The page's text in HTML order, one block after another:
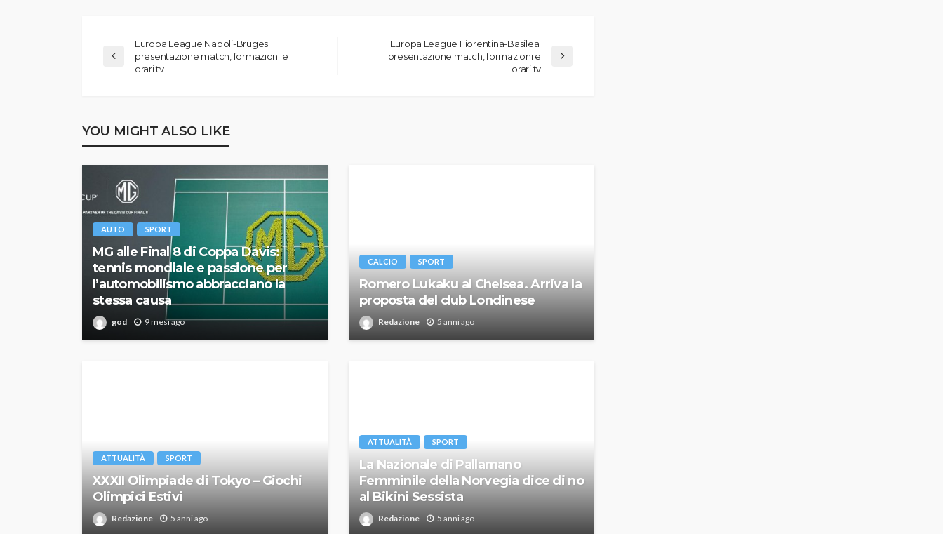
Europa League Napoli-Bruges:
presentazione match, formazioni e
orari tv
Europa League Fiorentina-Basilea:
presentazione match, formazioni e
orari tv
YOU MIGHT ALSO LIKE
AUTO SPORT
MG alle Final 8 di Coppa Davis:
tennis mondiale e passione per
l’automobilismo abbracciano la
stessa causa
god 9 mesi ago
CALCIO SPORT
Romero Lukaku al Chelsea. Arriva la
proposta del club Londinese
Redazione 5 anni ago
ATTUALITÀ SPORT
XXXII Olimpiade di Tokyo – Giochi
Olimpici Estivi
Redazione 5 anni ago
ATTUALITÀ SPORT
La Nazionale di Pallamano
Femminile della Norvegia dice di no
al Bikini Sessista
Redazione 5 anni ago